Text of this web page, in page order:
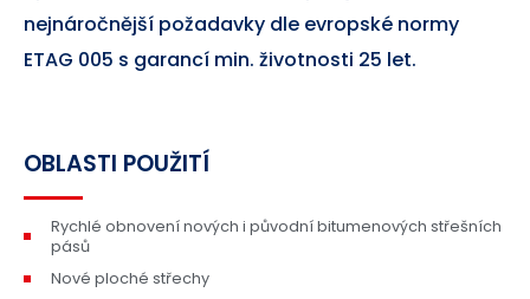
nejnáročnější požadavky dle evropské normy
ETAG 005 s garancí min. životnosti 25 let.
OBLASTI POUŽITÍ
Rychlé obnovení nových i původní bitumenových střešních
pásů
Nové ploché střechy